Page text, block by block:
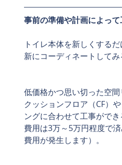
事前の準備や計画によっ
トイレ本体を新しくする
新にコーディネートしてみ
低価格かつ思い切った空
クッションフロア（CF）
ングに合わせて工事がで
費用は3万～5万円程度で
費用が発生します）。